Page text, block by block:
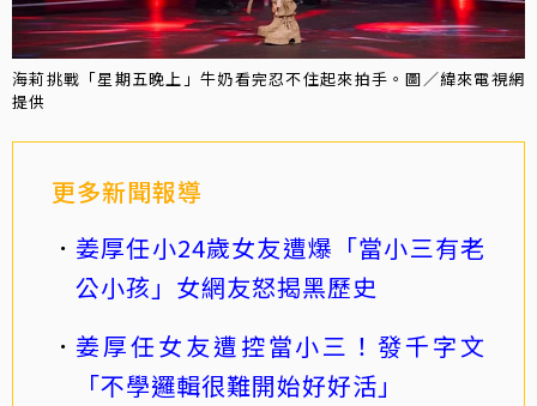
海莉挑戰「星期五晚上」牛奶看完忍不住起來拍手。圖／緯來電視網
提供
更多新聞報導
姜厚任小24歲女友遭爆「當小三有老
公小孩」女網友怒揭黑歷史
姜厚任女友遭控當小三！發千字文
「不學邏輯很難開始好好活」